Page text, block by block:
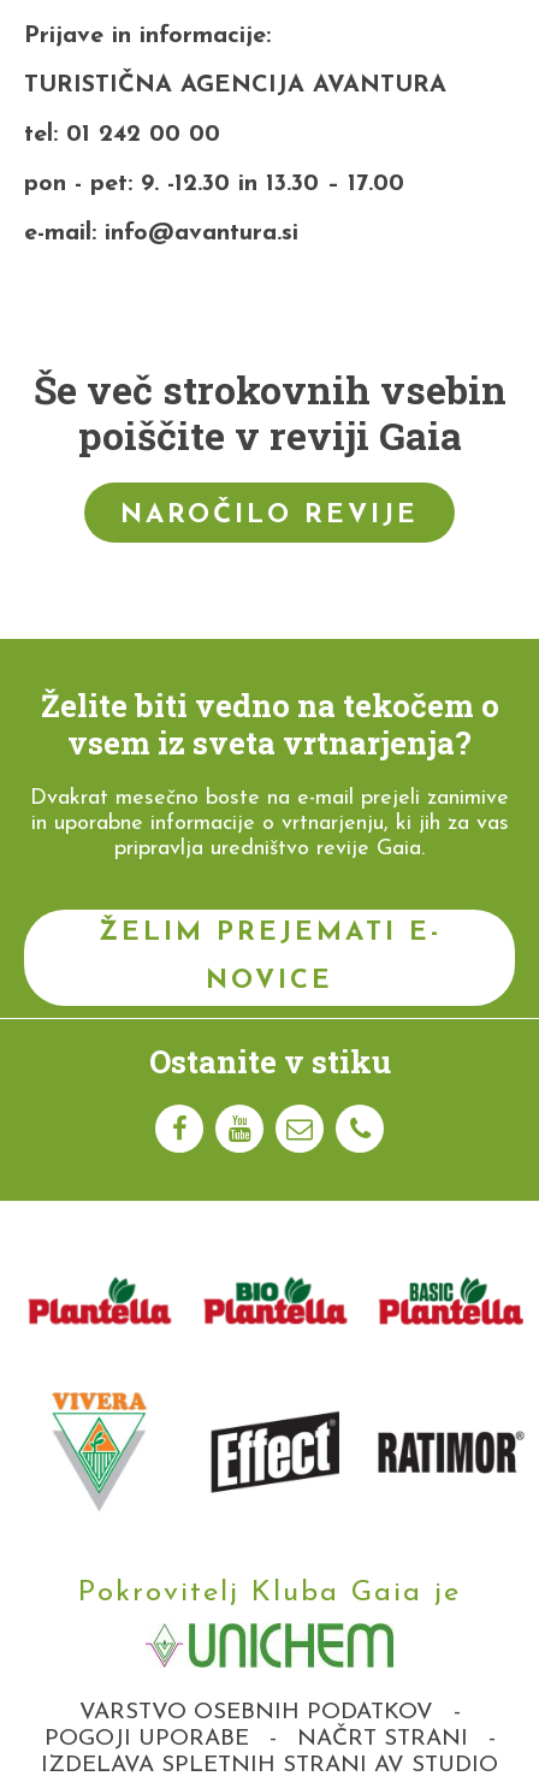
Prijave in informacije:
TURISTIČNA AGENCIJA AVANTURA
tel: 01 242 00 00
pon - pet: 9. -12.30 in 13.30 – 17.00
e-mail: info@avantura.si
Še več strokovnih vsebin
poiščite v reviji Gaia
NAROČILO REVIJE
Želite biti vedno na tekočem o
vsem iz sveta vrtnarjenja?
Dvakrat mesečno boste na e-mail prejeli zanimive
in uporabne informacije o vrtnarjenju, ki jih za vas
pripravlja uredništvo revije Gaia.
ŽELIM PREJEMATI E-
NOVICE
Ostanite v stiku
Pokrovitelj Kluba Gaia je
VARSTVO OSEBNIH PODATKOV
-
POGOJI UPORABE
- NAČRT STRANI
-
IZDELAVA SPLETNIH STRANI AV STUDIO